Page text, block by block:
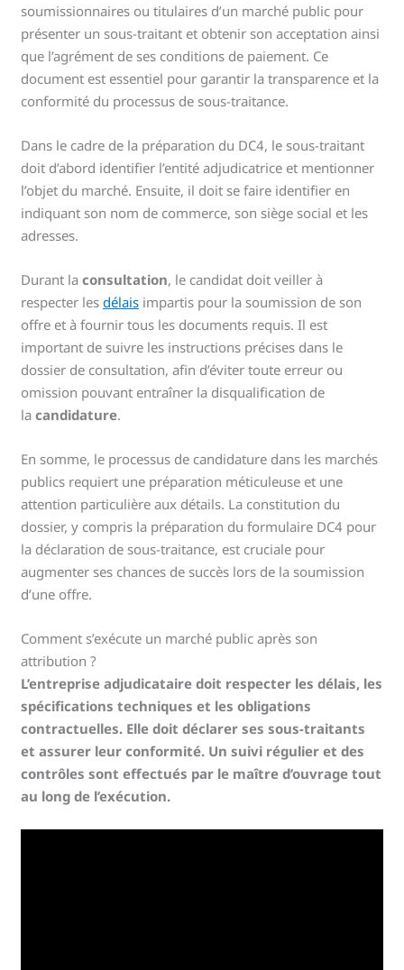
soumissionnaires ou titulaires d’un marché public pour
présenter un sous-traitant et obtenir son acceptation ainsi
que l’agrément de ses conditions de paiement. Ce
document est essentiel pour garantir la transparence et la
conformité du processus de sous-traitance.
Dans le cadre de la préparation du DC4, le sous-traitant
doit d’abord identifier l’entité adjudicatrice et mentionner
l’objet du marché. Ensuite, il doit se faire identifier en
indiquant son nom de commerce, son siège social et les
adresses.
Durant laconsultation, le candidat doit veiller à
respecter lesdélais impartis pour la soumission de son
offre et à fournir tous les documents requis. Il est
important de suivre les instructions précises dans le
dossier de consultation, afin d’éviter toute erreur ou
omission pouvant entraîner la disqualification de
lacandidature.
En somme, le processus de candidature dans les marchés
publics requiert une préparation méticuleuse et une
attention particulière aux détails. La constitution du
dossier, y compris la préparation du formulaire DC4 pour
la déclaration de sous-traitance, est cruciale pour
augmenter ses chances de succès lors de la soumission
d’une offre.
Comment s’exécute un marché public après son
attribution ?
L’entreprise adjudicataire doit respecter les délais, les
spécifications techniques et les obligations
contractuelles. Elle doit déclarer ses sous-traitants
et assurer leur conformité. Un suivi régulier et des
contrôles sont effectués par le maître d’ouvrage tout
au long de l’exécution.